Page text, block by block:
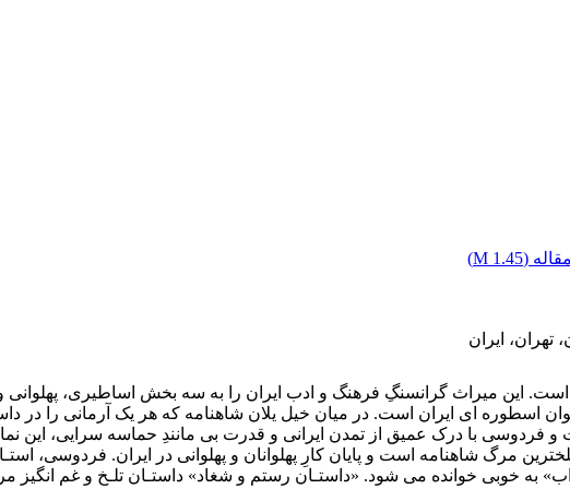
(
1.45 M
)
تهران، ایران
این میراث گرانسنگِ فرهنگ و ادب ایران را به سه بخش اساطیری، پهلوانی
اسطوره ­ای ایران است. در میان خیل یلان شاهنامه که هر یک آرمانی را در
فردوسی با درک عمیق از تمدن ایرانی و قدرت بی­ مانندِ حماسه­ سرایی، این
مرگ شاهنامه است و پایان کارِ پهلوانان و پهلوانی در ایران. فردوسی،
به ­خوبی خوانده می ­شود. «داستـان رستم و شغاد» داستـان تلـخ و غم